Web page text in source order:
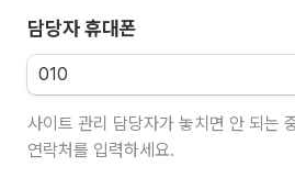
담당자 휴대폰
사이트 관리 담당자가 놓치면 안 되는
연락처를 입력하세요.